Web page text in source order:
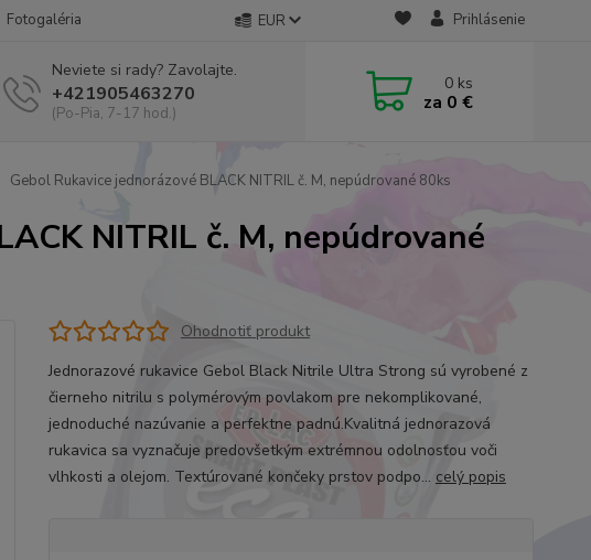
Fotogaléria EUR Prihlásenie
Neviete si rady? Zavolajte.
+421905463270
(Po-Pia, 7-17 hod.)
0 ks
za 0 €
Gebol Rukavice jednorázové BLACK NITRIL č. M, nepúdrované 80ks
NITRIL č. M, nepúdrované
Ohodnotiť produkt
Jednorazové rukavice Gebol Black Nitrile Ultra Strong sú vyrobené z
čierneho nitrilu s polymérovým povlakom pre nekomplikované,
jednoduché nazúvanie a perfektne padnú.Kvalitná jednorazová
rukavica sa vyznačuje predovšetkým extrémnou odolnosťou voči
vlhkosti a olejom. Textúrované končeky prstov podpo... celý popis